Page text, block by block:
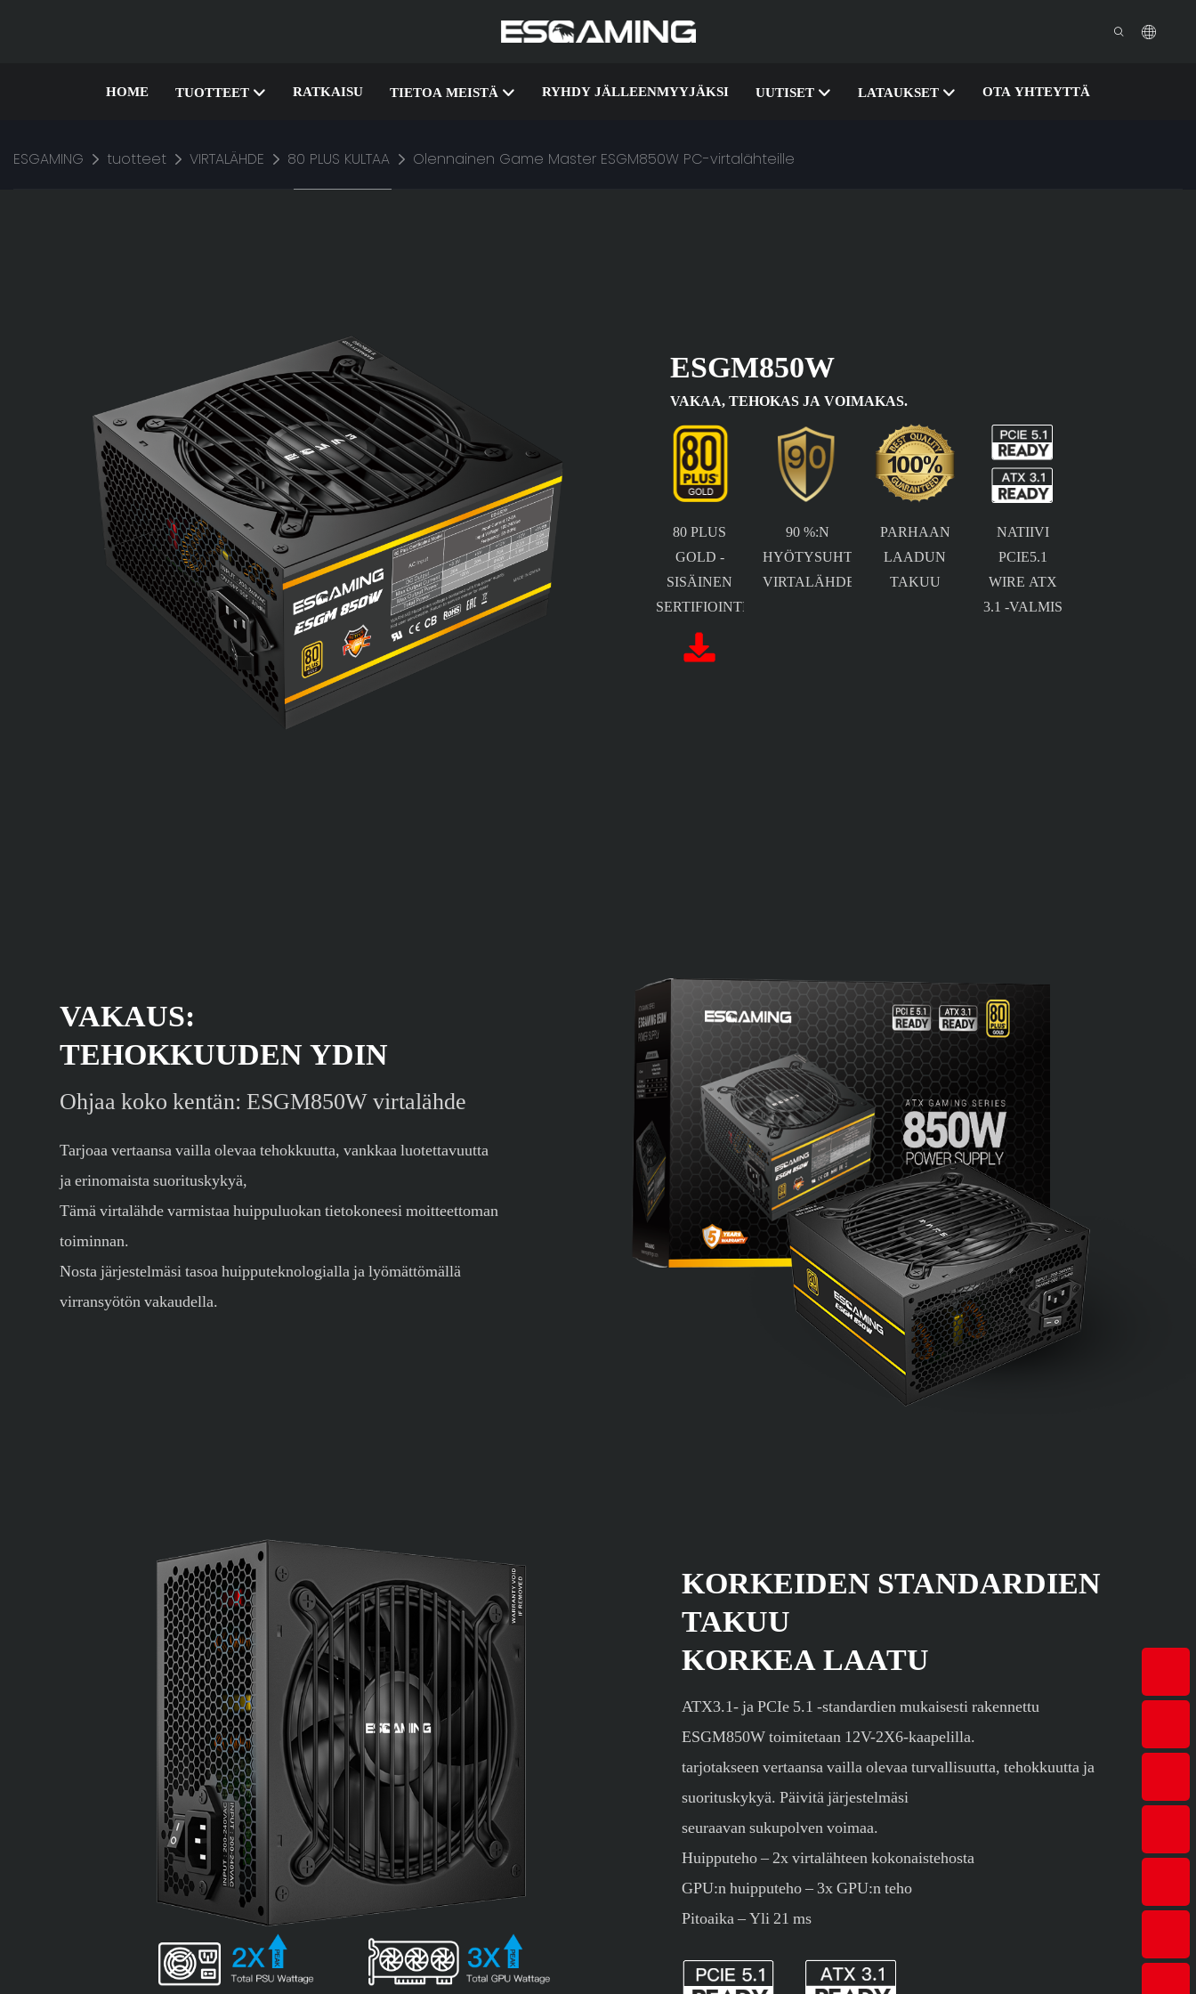
HOME TUOTTEET RATKAISU TIETOA MEISTÄ RYHDY JÄLLEENMYYJÄKSI UUTISET LATAUKSET OTA YHTEYTTÄ
ESGAMING tuotteet VIRTALÄHDE 80 PLUS KULTAA Olennainen Game Master ESGM850W PC-virtalähteille
ESGM850W
VAKAA, TEHOKAS JA VOIMAKAS.
80 PLUS
GOLD -
SISÄINEN
SERTIFIOINTI
90 %:N
HYÖTYSUHTEEN
VIRTALÄHDE
PARHAAN
LAADUN
TAKUU
NATIIVI
PCIE5.1
WIRE ATX
3.1 -VALMIS
VAKAUS:
TEHOKKUUDEN YDIN
Ohjaa koko kentän: ESGM850W virtalähde
Tarjoaa vertaansa vailla olevaa tehokkuutta, vankkaa luotettavuutta
ja erinomaista suorituskykyä,
Tämä virtalähde varmistaa huippuluokan tietokoneesi moitteettoman
toiminnan.
Nosta järjestelmäsi tasoa huipputeknologialla ja lyömättömällä
virransyötön vakaudella.
KORKEIDEN STANDARDIEN
TAKUU
KORKEA LAATU
ATX3.1- ja PCIe 5.1 -standardien mukaisesti rakennettu
ESGM850W toimitetaan 12V-2X6-kaapelilla.
tarjotakseen vertaansa vailla olevaa turvallisuutta, tehokkuutta ja
suorituskykyä. Päivitä järjestelmäsi
seuraavan sukupolven voimaa.
Huipputeho – 2x virtalähteen kokonaistehosta
GPU:n huipputeho – 3x GPU:n teho
Pitoaika – Yli 21 ms